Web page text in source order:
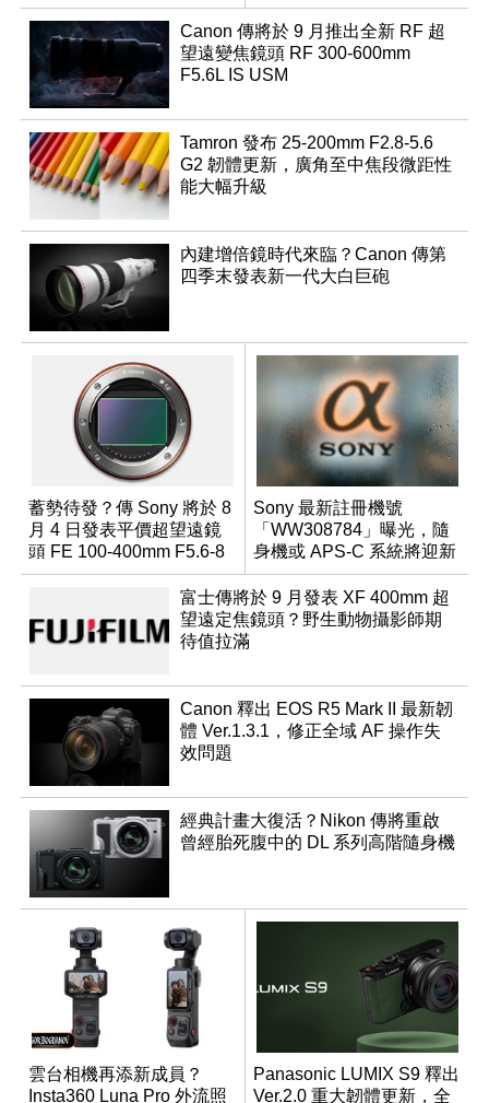
行修復
變焦鏡
Canon 傳將於 9 月推出全新 RF 超
望遠變焦鏡頭 RF 300-600mm
F5.6L IS USM
Tamron 發布 25-200mm F2.8-5.6
G2 韌體更新，廣角至中焦段微距性
能大幅升級
內建增倍鏡時代來臨？Canon 傳第
四季末發表新一代大白巨砲
蓄勢待發？傳 Sony 將於 8
月 4 日發表平價超望遠鏡
頭 FE 100-400mm F5.6-8
Sony 最新註冊機號
「WW308784」曝光，隨
身機或 APS-C 系統將迎新
成員？
富士傳將於 9 月發表 XF 400mm 超
望遠定焦鏡頭？野生動物攝影師期
待值拉滿
Canon 釋出 EOS R5 Mark II 最新韌
體 Ver.1.3.1，修正全域 AF 操作失
效問題
經典計畫大復活？Nikon 傳將重啟
曾經胎死腹中的 DL 系列高階隨身機
雲台相機再添新成員？
Insta360 Luna Pro 外流照
Panasonic LUMIX S9 釋出
Ver.2.0 重大韌體更新，全